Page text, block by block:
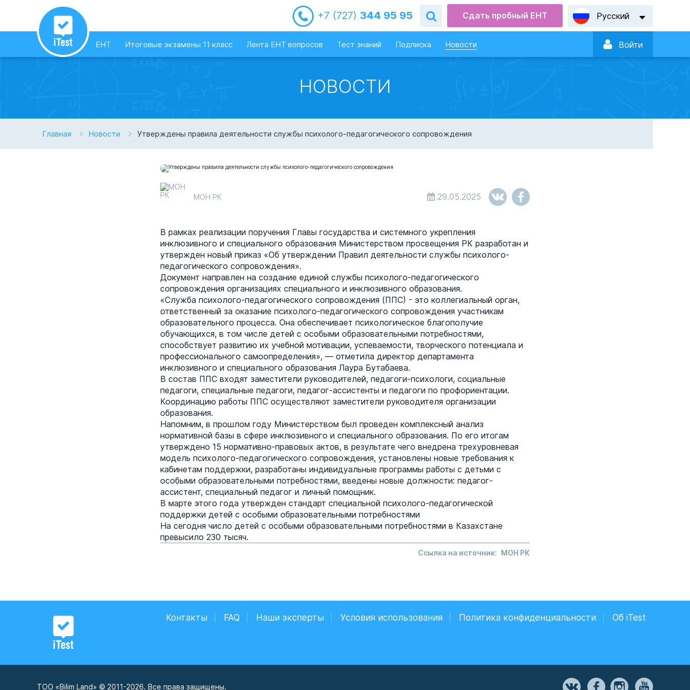
+7 (727) 344 95 95 Сдать пробный ЕНТ Русский
ЕНТ Итоговые экзамены 11 класс Лента ЕНТ вопросов Тест знаний Подписка Новости  Войти
НОВОСТИ
Главная Новости Утверждены правила деятельности службы психолого-педагогического сопровождения
МОН РК 29.05.2025
В рамках реализации поручения Главы государства и системного укрепления
инклюзивного и специального образования Министерством просвещения РК разработан и
утвержден новый приказ «Об утверждении Правил деятельности службы психолого-
педагогического сопровождения».
Документ направлен на создание единой службы психолого-педагогического
сопровождения организациях специального и инклюзивного образования.
«Служба психолого-педагогического сопровождения (ППС) - это коллегиальный орган,
ответственный за оказание психолого-педагогического сопровождения участникам
образовательного процесса. Она обеспечивает психологическое благополучие
обучающихся, в том числе детей с особыми образовательными потребностями,
способствует развитию их учебной мотивации, успеваемости, творческого потенциала и
профессионального самоопределения», — отметила директор департамента
инклюзивного и специального образования Лаура Бутабаева.
В состав ППС входят заместители руководителей, педагоги-психологи, социальные
педагоги, специальные педагоги, педагог-ассистенты и педагоги по профориентации.
Координацию работы ППС осуществляют заместители руководителя организации
образования.
Напомним, в прошлом году Министерством был проведен комплексный анализ
нормативной базы в сфере инклюзивного и специального образования. По его итогам
утверждено 15 нормативно-правовых актов, в результате чего внедрена трехуровневая
модель психолого-педагогического сопровождения, установлены новые требования к
кабинетам поддержки, разработаны индивидуальные программы работы с детьми с
особыми образовательными потребностями, введены новые должности: педагог-
ассистент, специальный педагог и личный помощник.
В марте этого года утвержден стандарт специальной психолого-педагогической
поддержки детей с особыми образовательными потребностями
На сегодня число детей с особыми образовательными потребностями в Казахстане
превысило 230 тысяч.
Ссылка на источник: МОН РК
Контакты FAQ Наши эксперты Условия использования Политика конфиденциальности Об iTest
ТОО «Bilim Land» © 2011-2026. Все права защищены.